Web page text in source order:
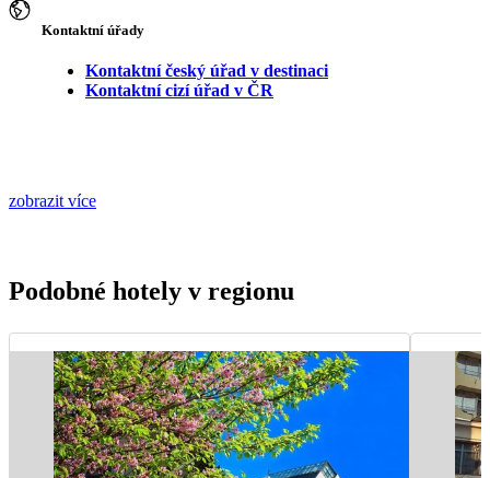
Kontaktní úřady
Kontaktní český úřad v destinaci
Kontaktní cizí úřad v ČR
zobrazit více
Podobné hotely v regionu